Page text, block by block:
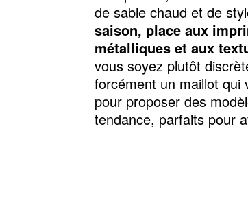
de sable chaud et de
saison, place aux
métalliques et aux
vous soyez plutôt
forcément un maillot qui
pour proposer des
tendance, parfaits pour